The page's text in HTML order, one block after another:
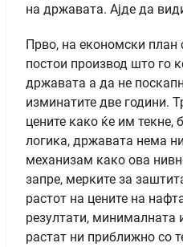
на државата. Ајде да
Прво, на економски
постои производ што го
државата а да не
изминатите две години.
цените како ќе им текне,
логика, државата нема
механизам како ова
запре, мерките за
растот на цените на
резултати, минималната
растат ни приближно со